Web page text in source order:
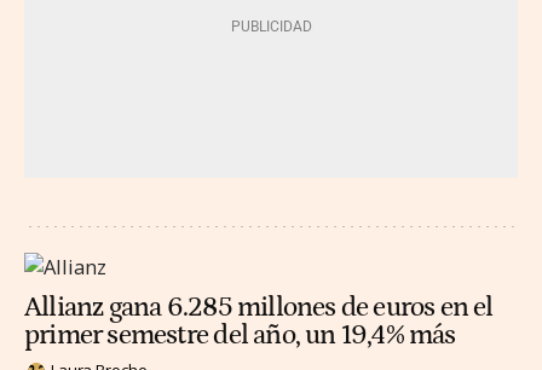
Allianz gana 6.285 millones de euros en el
primer semestre del año, un 19,4% más